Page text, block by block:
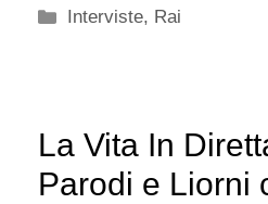
Categorie
Interviste, Rai
La Vita In
Parodi e Liorni